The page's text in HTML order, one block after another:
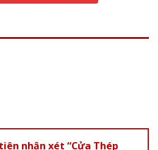
nhận xét “Cửa Thép